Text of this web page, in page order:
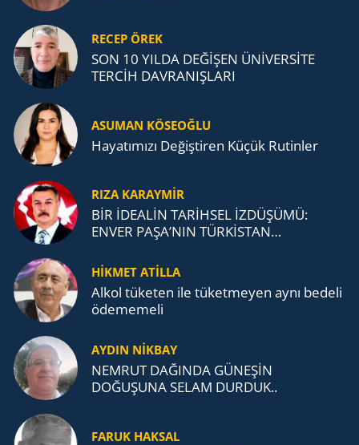
RECEP ÖREK
SON 10 YILDA DEĞİŞEN ÜNİVERSİTE
TERCİH DAVRANIŞLARI
ASUMAN KÖSEOĞLU
Ha­ya­tı­mı­zı De­ğiş­ti­ren Küçük Ru­tin­ler
RIZA KARAYMIR
BİR İDEALİN TARİHSEL İZDÜŞÜMÜ:
ENVER PAŞA’NIN TÜRKİSTAN
TEŞKİLATI’NA UZANAN MİRASI
HİKMET ATİLLA
Alkol tü­ke­ten ile tü­ket­me­yen aynı be­de­li
öde­me­me­li
AYDIN NİKBAY
NEMRUT DAĞINDA GÜNEŞİN
DOĞUŞUNA SELAM DURDUK..
FARUK HAKSAL